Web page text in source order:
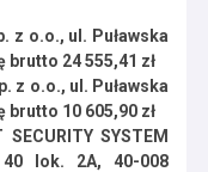
z o.o., ul. Puławska
brutto 24 555,41 zł
z o.o., ul. Puławska
brutto 10 605,90 zł
SYSTEM
lok. 2A, 40-008